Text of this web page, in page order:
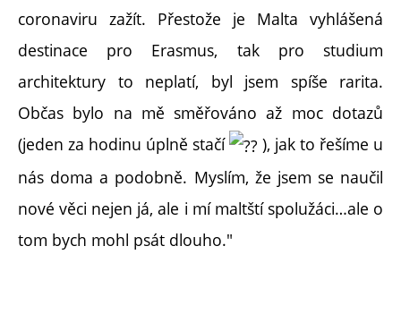
coronaviru zažít. Přestože je Malta vyhlášená
destinace pro Erasmus, tak pro studium
architektury to neplatí, byl jsem spíše rarita.
Občas bylo na mě směřováno až moc dotazů
(jeden za hodinu úplně stačí
), jak to řešíme u
nás doma a podobně. Myslím, že jsem se naučil
nové věci nejen já, ale i mí maltští spolužáci…ale o
tom bych mohl psát dlouho."